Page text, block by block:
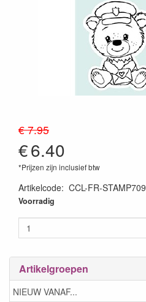
Artikelgroepen
NIEUW VANAF...
€ 7.95
€6.40
*Prijzen zijn inclusief btw
Artikelcode: CCL-FR-STAMP709
8713943153314
Voorradig